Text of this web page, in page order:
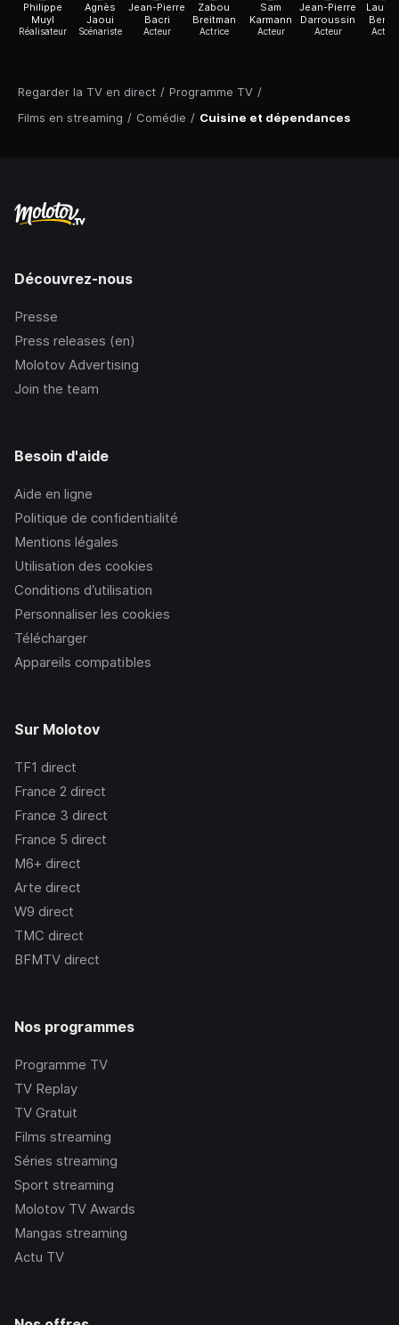
Regarder la TV en direct / Programme TV /
Films en streaming / Comédie / Cuisine et dépendances
Philippe
Muyl
Réalisateur
Agnès
Jaoui
Scénariste
Jean-Pierre
Bacri
Acteur
Zabou
Breitman
Actrice
Sam
Karmann
Acteur
Jean-Pierre
Darroussin
Acteur Acteur
Découvrez-nous
Presse
Press releases (en)
Molotov Advertising
Join the team
Besoin d'aide
Aide en ligne
Politique de confidentialité
Mentions légales
Utilisation des cookies
Conditions d’utilisation
Personnaliser les cookies
Télécharger
Appareils compatibles
Sur Molotov
TF1 direct
France 2 direct
France 3 direct
France 5 direct
M6+ direct
Arte direct
W9 direct
TMC direct
BFMTV direct
Nos programmes
Programme TV
TV Replay
TV Gratuit
Films streaming
Séries streaming
Sport streaming
Molotov TV Awards
Mangas streaming
Actu TV